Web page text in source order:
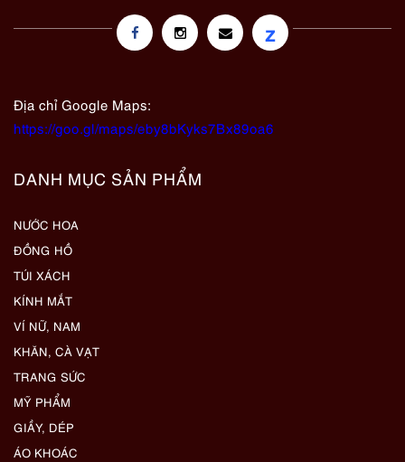
z
Địa chỉ Google Maps:
https://goo.gl/maps/eby8bKyks7Bx89oa6
DANH MỤC SẢN PHẨM
NƯỚC HOA
ĐỒNG HỒ
TÚI XÁCH
KÍNH MẮT
VÍ NỮ, NAM
KHĂN, CÀ VẠT
TRANG SỨC
MỸ PHẨM
GIẦY, DÉP
ÁO KHOÁC